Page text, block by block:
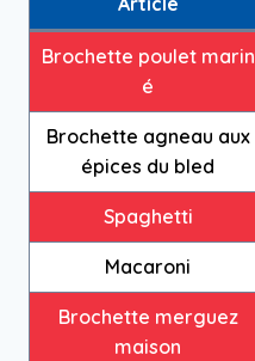
Brochette poulet marin
é
Brochette agneau aux
épices du bled
Spaghetti
Macaroni
Brochette merguez
maison